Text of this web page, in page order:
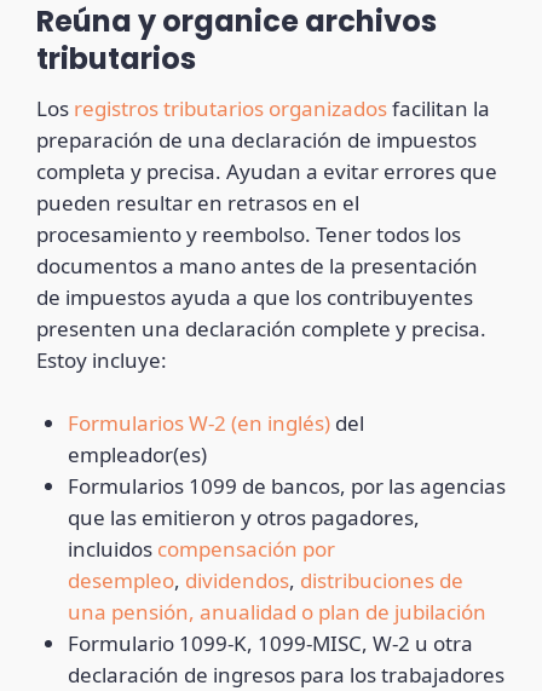
Reúna y organice archivos
tributarios
Los registros tributarios organizadosfacilitan la
preparación de una declaración de impuestos
completa y precisa. Ayudan a evitar errores que
pueden resultar en retrasos en el
procesamiento y reembolso. Tener todos los
documentos a mano antes de la presentación
de impuestos ayuda a que los contribuyentes
presenten una declaración complete y precisa.
Estoy incluye:
Formularios W-2 (en inglés) del
empleador(es)
Formularios 1099 de bancos, por las agencias
que las emitieron y otros pagadores,
incluidos compensación por
desempleo, dividendos, distribuciones de
una pensión, anualidad o plan de jubilación
Formulario 1099-K, 1099-MISC, W-2 u otra
declaración de ingresos para los trabajadores